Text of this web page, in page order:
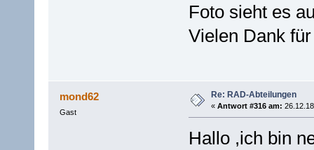
Foto sieht es
Vielen Dank
mond62
Gast
Re: RAD-Abteilungen
« Antwort #316 am:
Hallo ,ich bin